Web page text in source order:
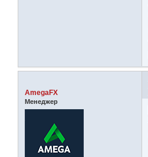
AmegaFX
Менеджер